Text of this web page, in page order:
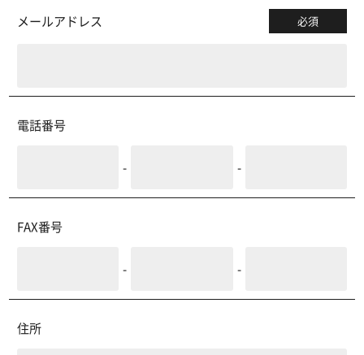
メールアドレス 必須
電話番号
- -
FAX番号
- -
住所